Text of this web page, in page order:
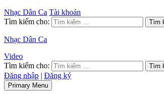
Nhạc Dân Ca Tài khoản
Tìm kiếm cho:
Nhạc Dân Ca
Video
Tìm kiếm cho:
Đăng nhập | Đăng ký
Primary Menu